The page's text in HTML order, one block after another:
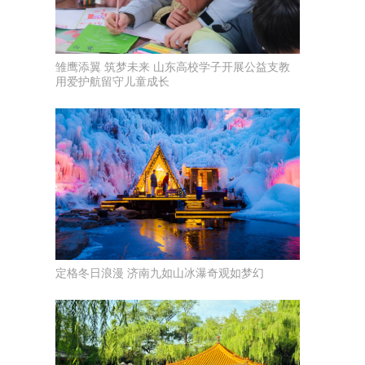
雏鹰添翼 筑梦未来 山东高校学子开展公益支教
用爱护航留守儿童成长
定格冬日浪漫 济南九如山冰瀑奇观如梦幻